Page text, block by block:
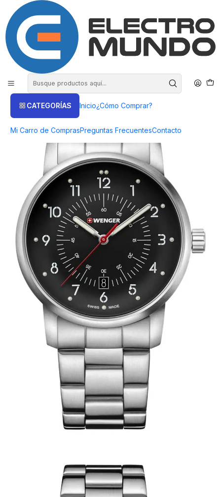
CATEGORÍAS Inicio¿Cómo Comprar?
Mi Carro de ComprasPreguntas FrecuentesContacto
COMPRA HASTA EN 3 CUOTAS SIN INTERES
Inicio Productos Relojes Wenger
Reloj Wenger Avenue 42 Mm Correa Acero Color Negro